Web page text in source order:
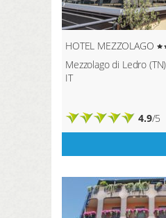
HOTEL MEZZOLAGO
Mezzolago di Ledro
IT
4.9/5